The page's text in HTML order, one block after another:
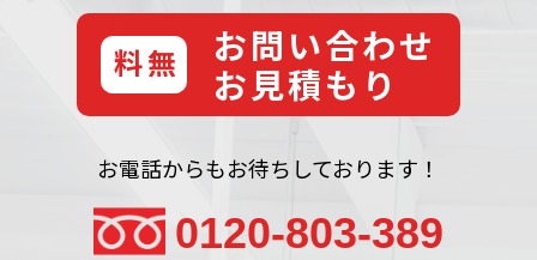
無料
お問い合わせ
お見積もり
お電話からもお待ちしております！
0120-803-389